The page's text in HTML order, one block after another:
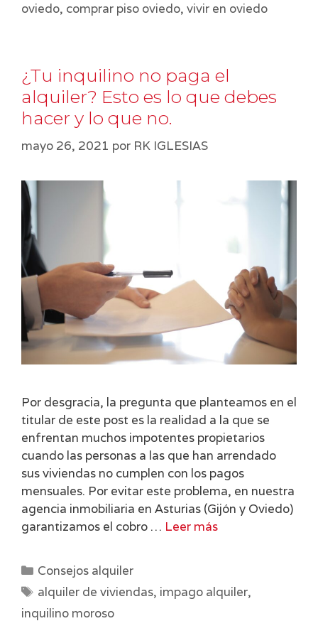
oviedo, comprar piso oviedo, vivir en oviedo
¿Tu inquilino no paga el
alquiler? Esto es lo que debes
hacer y lo que no.
mayo 26, 2021 por RK IGLESIAS
Por desgracia, la pregunta que planteamos en el
titular de este post es la realidad a la que se
enfrentan muchos impotentes propietarios
cuando las personas a las que han arrendado
sus viviendas no cumplen con los pagos
mensuales. Por evitar este problema, en nuestra
agencia inmobiliaria en Asturias (Gijón y Oviedo)
garantizamos el cobro … Leer más
Categorías
Consejos alquiler
Etiquetas
alquiler de viviendas, impago alquiler,
inquilino moroso